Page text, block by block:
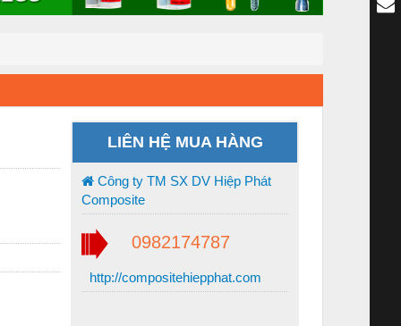
LIÊN HỆ MUA HÀNG
Công ty TM SX DV Hiệp Phát
Composite
0982174787
http://compositehiepphat.com